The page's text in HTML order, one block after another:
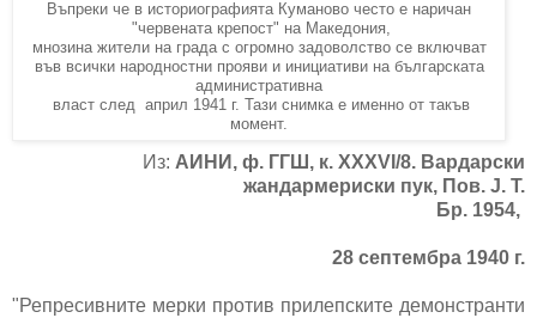
Въпреки че в историографията Куманово често е наричан
"червената крепост" на Македония,
мнозина жители на града с огромно задоволство се включват
във всички народностни прояви и инициативи на българската
административна
власт след април 1941 г. Тази снимка е именно от такъв
момент.
Из: АИНИ, ф. ГГШ, к. XXXVI/8. Вардарски
жандармериски пук, Пов. J. Т.
Бр. 1954,
28 септембра 1940 г.
"Репресивните мерки против прилепските демонстранти